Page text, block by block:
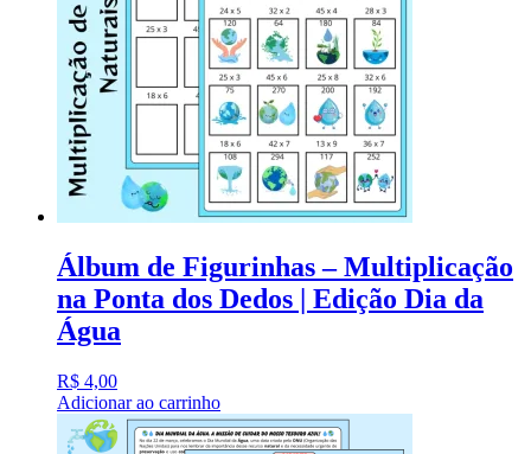
Álbum de Figurinhas – Multiplicação
na Ponta dos Dedos | Edição Dia da
Água
R$ 4,00
Adicionar ao carrinho